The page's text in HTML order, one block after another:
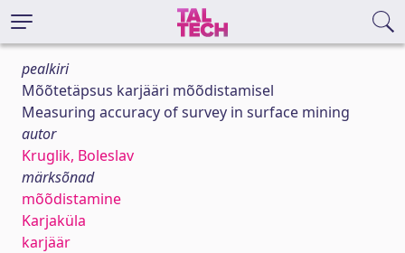
pealkiri
Mõõtetäpsus karjääri mõõdistamisel
Measuring accuracy of survey in surface mining
autor
Kruglik, Boleslav
märksõnad
mõõdistamine
Karjaküla
karjäär